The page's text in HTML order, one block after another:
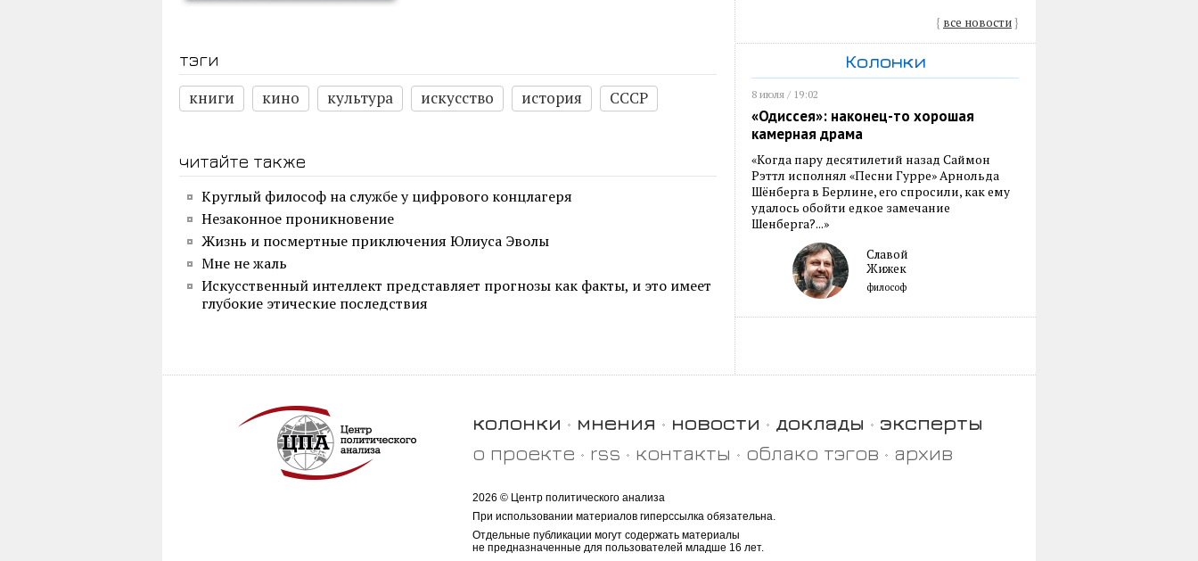
тэги
книги
кино культура искусство история СССР
читайте также
Круглый философ на службе у цифрового концлагеря
Незаконное проникновение
Жизнь и посмертные приключения Юлиуса Эволы
Мне не жаль
Искусственный интеллект представляет прогнозы как факты, и это имеет
глубокие этические последствия
{ все новости}
Колонки
8 июля / 19:02
«Одиссея»: наконец-то хорошая
камерная драма
«Когда пару десятилетий назад Саймон
Рэттл исполнял «Песни Гурре» Арнольда
Шёнберга в Берлине, его спросили, как ему
удалось обойти едкое замечание
Шенберга?...»
Славой
Жижек
философ
колонки мнения новости доклады
эксперты
о проекте
rss контакты облако тэгов архив
2026 © Центр политического анализа
При использовании материалов гиперссылка обязательна.
Отдельные публикации могут содержать материалы
не предназначенные для пользователей младше 16 лет.